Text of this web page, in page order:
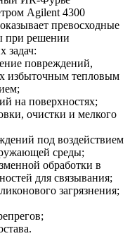
Agilent 4300
превосходные
при решении
задач:
повреждений,
избыточным тепловым
на поверхностях;
очистки и мелкого
под воздействием
среды;
обработки в
для связывания;
загрязнения;